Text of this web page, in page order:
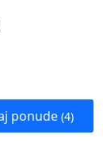
ponude (4)